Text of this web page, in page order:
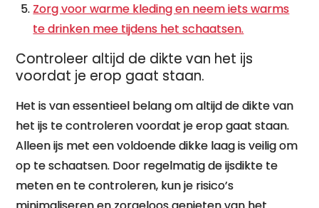
Zorg voor warme kleding en neem iets warms
te drinken mee tijdens het schaatsen.
Controleer altijd de dikte van het ijs
voordat je erop gaat staan.
Het is van essentieel belang om altijd de dikte van
het ijs te controleren voordat je erop gaat staan.
Alleen ijs met een voldoende dikke laag is veilig om
op te schaatsen. Door regelmatig de ijsdikte te
meten en te controleren, kun je risico’s